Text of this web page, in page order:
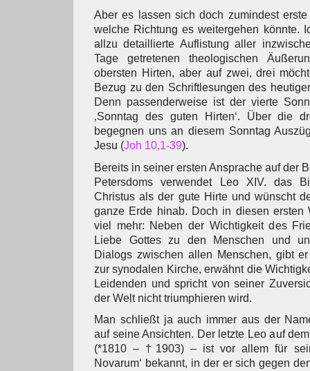
Aber es lassen sich doch zumindest
welche Richtung es weitergehen könnte.
allzu detaillierte Auflistung aller
Tage getretenen theologischen
obersten Hirten, aber auf zwei, drei
Bezug zu den Schriftlesungen des
Denn passenderweise ist der vierte
‚Sonntag des guten Hirten‘. Über die
begegnen uns an diesem Sonntag
Jesu (Joh 10,1-39).
Bereits in seiner ersten Ansprache auf der
Petersdoms verwendet Leo XIV. das
Christus als der gute Hirte und wünscht
ganze Erde hinab. Doch in diesen ersten
viel mehr: Neben der Wichtigkeit des
Liebe Gottes zu den Menschen und
Dialogs zwischen allen Menschen, gibt
zur synodalen Kirche, erwähnt die
Leidenden und spricht von seiner
der Welt nicht triumphieren wird.
Man schließt ja auch immer aus der
auf seine Ansichten. Der letzte Leo auf
(*1810 – †1903) – ist vor allem für
Novarum‘ bekannt, in der er sich gegen